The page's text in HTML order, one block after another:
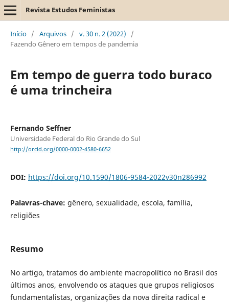
Revista Estudos Feministas
Início / Arquivos / v. 30 n. 2 (2022)
/
Fazendo Gênero em tempos de pandemia
Em tempo de guerra todo buraco
é uma trincheira
Fernando Seffner
Universidade Federal do Rio Grande do Sul
http://orcid.org/0000-0002-4580-6652
DOI: https://doi.org/10.1590/1806-9584-2022v30n286992
Palavras-chave: gênero, sexualidade, escola, família,
religiões
Resumo
No artigo, tratamos do ambiente macropolítico no Brasil dos
últimos anos, envolvendo os ataques que grupos religiosos
fundamentalistas, organizações da nova direita radical e